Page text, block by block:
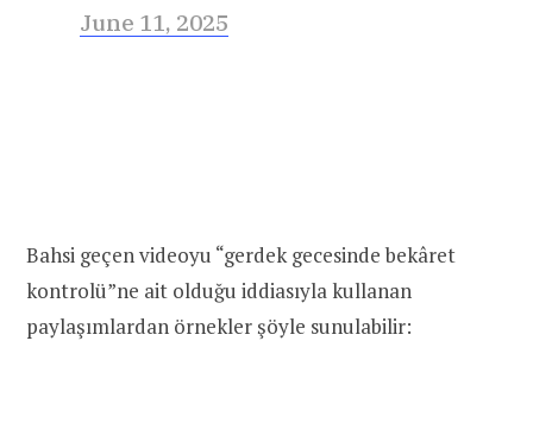
June 11, 2025
Bahsi geçen videoyu “gerdek gecesinde bekâret
kontrolü”ne ait olduğu iddiasıyla kullanan
paylaşımlardan örnekler şöyle sunulabilir: